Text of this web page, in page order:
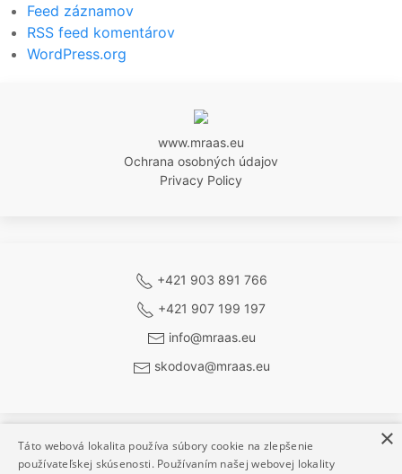
Feed záznamov
RSS feed komentárov
WordPress.org
www.mraas.eu
Ochrana osobných údajov
Privacy Policy
+421 903 891 766
+421 907 199 197
info@mraas.eu
skodova@mraas.eu
×
Táto webová lokalita používa súbory cookie na zlepšenie
používateľskej skúsenosti. Používaním našej webovej lokality